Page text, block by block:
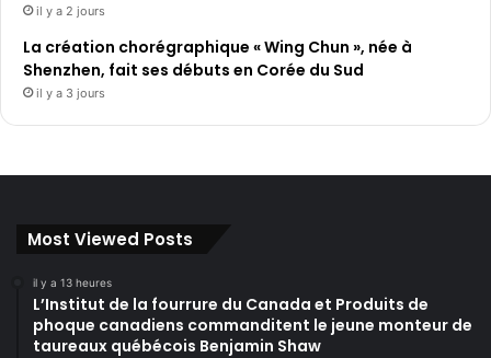
il y a 2 jours
La création chorégraphique « Wing Chun », née à
Shenzhen, fait ses débuts en Corée du Sud
il y a 3 jours
Most Viewed Posts
il y a 13 heures
L’Institut de la fourrure du Canada et Produits de
phoque canadiens commanditent le jeune monteur de
taureaux québécois Benjamin Shaw